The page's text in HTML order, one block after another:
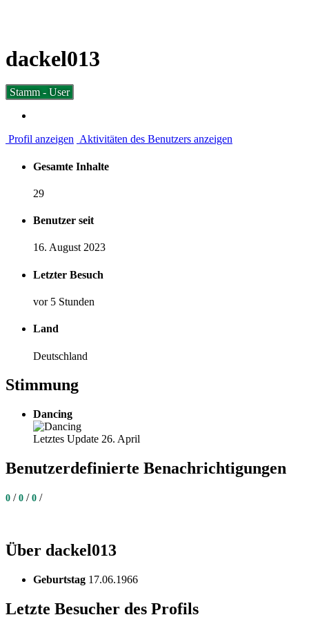
dackel013
Stamm - User
Profil anzeigen Aktivitäten des Benutzers anzeigen
Gesamte Inhalte
29
Benutzer seit
16. August 2023
Letzter Besuch
vor 5 Stunden
Land
Deutschland
Stimmung
Dancing
Letztes Update 26. April
Benutzerdefinierte Benachrichtigungen
0 / 0 / 0 /
Über dackel013
Geburtstag 17.06.1966
Letzte Besucher des Profils